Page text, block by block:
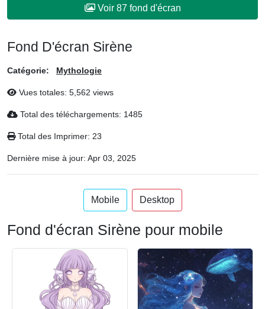
Voir 87 fond d'écran
Fond D'écran Sirène
Catégorie: Mythologie
Vues totales: 5,562 views
Total des téléchargements: 1485
Total des Imprimer: 23
Dernière mise à jour: Apr 03, 2025
Mobile Desktop
Fond d'écran Sirène pour mobile